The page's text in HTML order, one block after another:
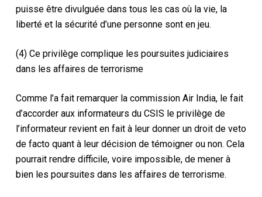
puisse être divulguée dans tous les cas où la vie, la
liberté et la sécurité d’une personne sont en jeu.
(4) Ce privilège complique les poursuites judiciaires
dans les affaires de terrorisme
Comme l’a fait remarquer la commission Air India, le fait
d’accorder aux informateurs du CSIS le privilège de
l’informateur revient en fait à leur donner un droit de veto
de facto quant à leur décision de témoigner ou non. Cela
pourrait rendre difficile, voire impossible, de mener à
bien les poursuites dans les affaires de terrorisme.